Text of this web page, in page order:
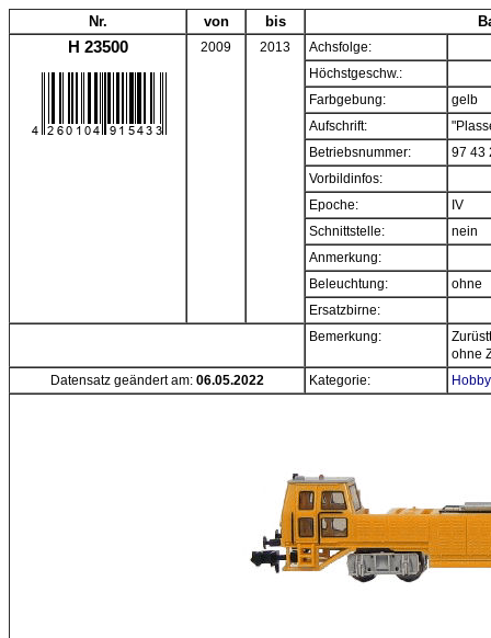
Nr. von bis
H 23500 2009 2013
Achsfolge:
Höchstgeschw.:
Farbgebung:
gelb
Aufschrift:
Betriebsnummer:
97 43
Vorbildinfos:
Epoche:
IV
Schnittstelle:
nein
Anmerkung:
Beleuchtung:
ohne
Ersatzbirne:
Bemerkung:
ohne
Datensatz geändert am: 06.05.2022 Kategorie: